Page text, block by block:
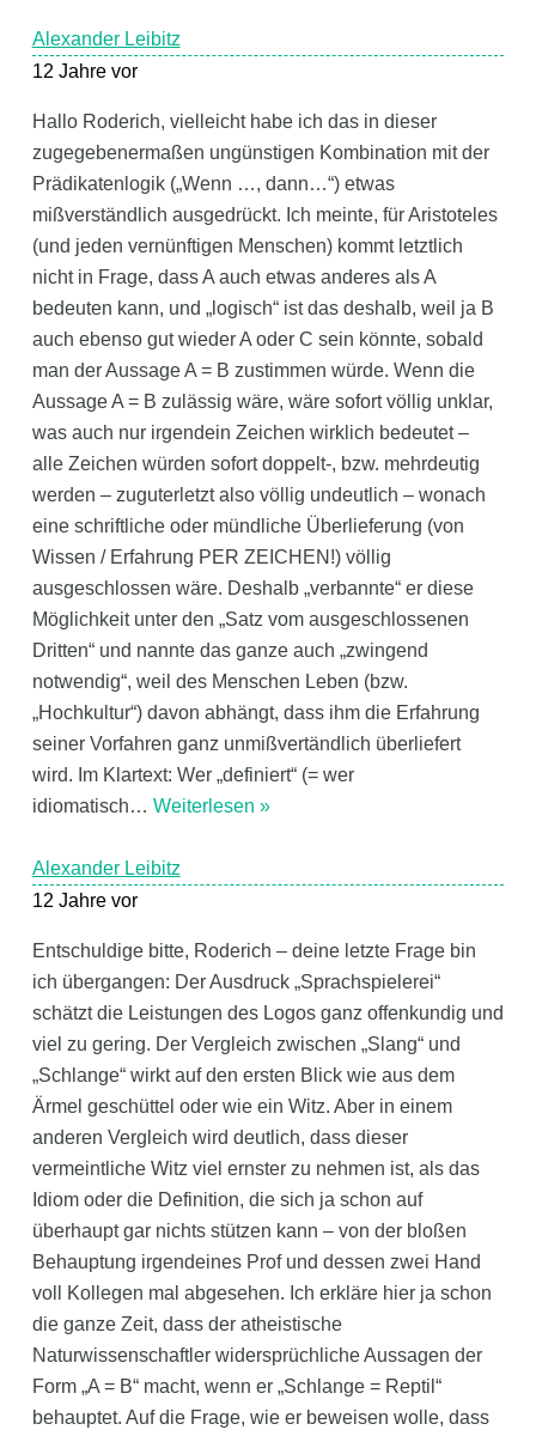
Alexander Leibitz
12 Jahre vor
Hallo Roderich, vielleicht habe ich das in dieser
zugegebenermaßen ungünstigen Kombination mit der
Prädikatenlogik („Wenn …, dann…“) etwas
mißverständlich ausgedrückt. Ich meinte, für Aristoteles
(und jeden vernünftigen Menschen) kommt letztlich
nicht in Frage, dass A auch etwas anderes als A
bedeuten kann, und „logisch“ ist das deshalb, weil ja B
auch ebenso gut wieder A oder C sein könnte, sobald
man der Aussage A = B zustimmen würde. Wenn die
Aussage A = B zulässig wäre, wäre sofort völlig unklar,
was auch nur irgendein Zeichen wirklich bedeutet –
alle Zeichen würden sofort doppelt-, bzw. mehrdeutig
werden – zuguterletzt also völlig undeutlich – wonach
eine schriftliche oder mündliche Überlieferung (von
Wissen / Erfahrung PER ZEICHEN!) völlig
ausgeschlossen wäre. Deshalb „verbannte“ er diese
Möglichkeit unter den „Satz vom ausgeschlossenen
Dritten“ und nannte das ganze auch „zwingend
notwendig“, weil des Menschen Leben (bzw.
„Hochkultur“) davon abhängt, dass ihm die Erfahrung
seiner Vorfahren ganz unmißvertändlich überliefert
wird. Im Klartext: Wer „definiert“ (= wer
idiomatisch… Weiterlesen »
Alexander Leibitz
12 Jahre vor
Entschuldige bitte, Roderich – deine letzte Frage bin
ich übergangen: Der Ausdruck „Sprachspielerei“
schätzt die Leistungen des Logos ganz offenkundig und
viel zu gering. Der Vergleich zwischen „Slang“ und
„Schlange“ wirkt auf den ersten Blick wie aus dem
Ärmel geschüttel oder wie ein Witz. Aber in einem
anderen Vergleich wird deutlich, dass dieser
vermeintliche Witz viel ernster zu nehmen ist, als das
Idiom oder die Definition, die sich ja schon auf
überhaupt gar nichts stützen kann – von der bloßen
Behauptung irgendeines Prof und dessen zwei Hand
voll Kollegen mal abgesehen. Ich erkläre hier ja schon
die ganze Zeit, dass der atheistische
Naturwissenschaftler widersprüchliche Aussagen der
Form „A = B“ macht, wenn er „Schlange = Reptil“
behauptet. Auf die Frage, wie er beweisen wolle, dass